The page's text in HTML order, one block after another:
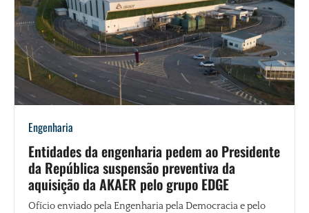
Engenharia
Entidades da engenharia pedem ao Presidente
da República suspensão preventiva da
aquisição da AKAER pelo grupo EDGE
Ofício enviado pela Engenharia pela Democracia e pelo